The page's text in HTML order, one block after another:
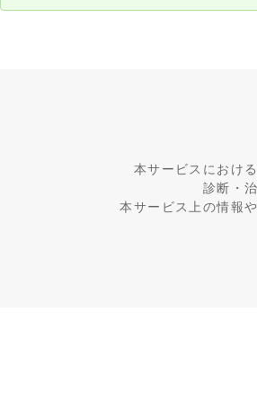
本サービスにおけ
診断・
本サービス上の情報